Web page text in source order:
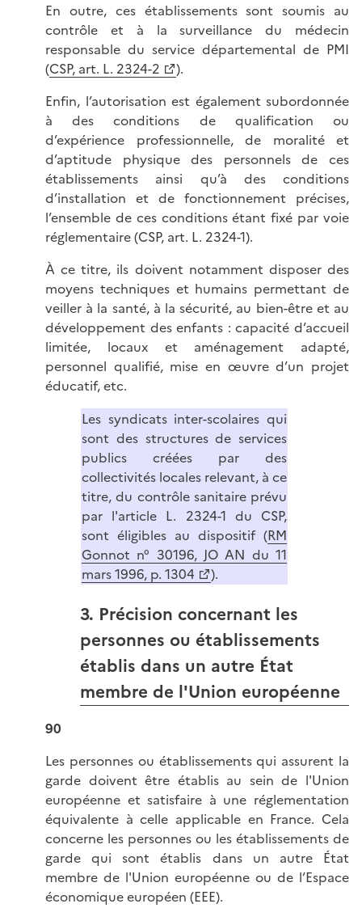
En outre, ces établissements sont soumis au
contrôle et à la surveillance du médecin
responsable du service départemental de PMI
(CSP, art. L. 2324-2
).
Enfin, l’autorisation est également subordonnée
à des conditions de qualification ou
d’expérience professionnelle, de moralité et
d’aptitude physique des personnels de ces
établissements ainsi qu’à des conditions
d’installation et de fonctionnement précises,
l’ensemble de ces conditions étant fixé par voie
réglementaire (CSP, art. L. 2324-1).
À ce titre, ils doivent notamment disposer des
moyens techniques et humains permettant de
veiller à la santé, à la sécurité, au bien-être et au
développement des enfants : capacité d’accueil
limitée, locaux et aménagement adapté,
personnel qualifié, mise en œuvre d’un projet
éducatif, etc.
Les syndicats inter-scolaires qui
sont des structures de services
publics créées par des
collectivités locales relevant, à ce
titre, du contrôle sanitaire prévu
par l'article L. 2324-1 du CSP,
sont éligibles au dispositif (RM
Gonnot n° 30196, JO AN du 11
mars 1996, p. 1304
).
3. Précision concernant les
personnes ou établissements
établis dans un autre État
membre de l'Union européenne
90
Les personnes ou établissements qui assurent la
garde doivent être établis au sein de l'Union
européenne et satisfaire à une réglementation
équivalente à celle applicable en France. Cela
concerne les personnes ou les établissements de
garde qui sont établis dans un autre État
membre de l'Union européenne ou de l’Espace
économique européen (EEE).